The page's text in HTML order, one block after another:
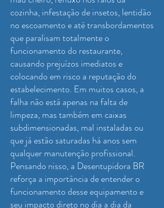
cozinha, infestação de insetos, lentidão
no escoamento e até transbordamentos
que paralisam totalmente o
funcionamento do restaurante,
causando prejuízos imediatos e
colocando em risco a reputação do
estabelecimento. Em muitos casos, a
falha não está apenas na falta de
limpeza, mas também em caixas
subdimensionadas, mal instaladas ou
que já estão saturadas há anos sem
qualquer manutenção profissional.
Pensando nisso, a Desentupidora BR
reforça a importância de entender o
funcionamento desse equipamento e
seu impacto direto no dia a dia da